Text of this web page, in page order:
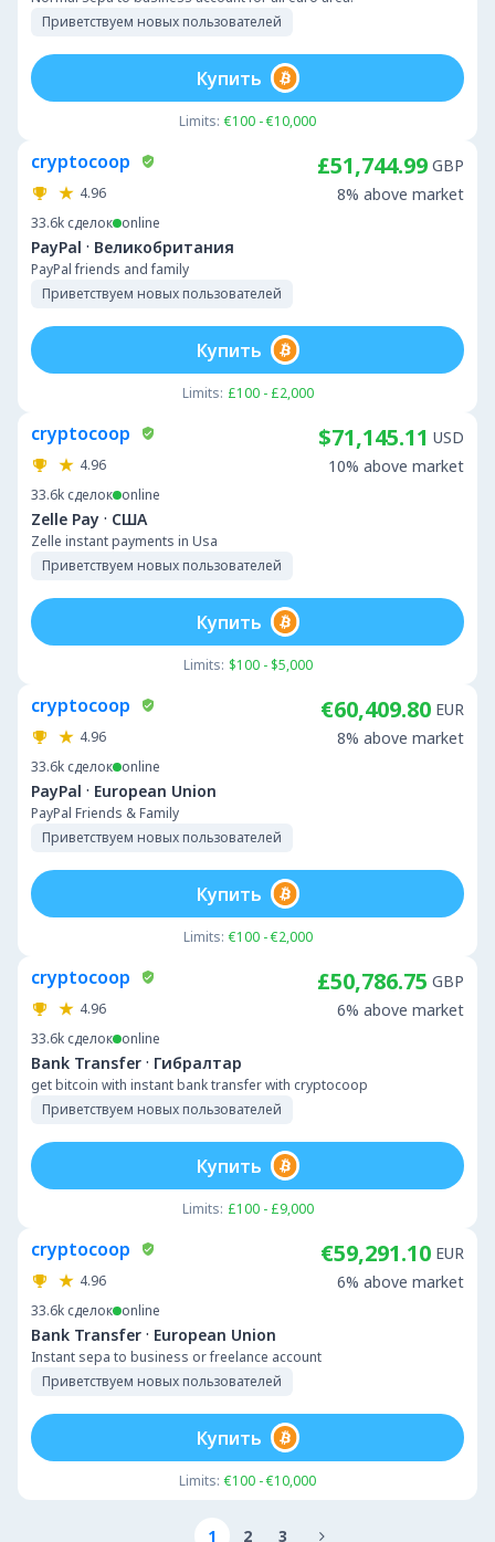
Приветствуем новых пользователей
Limits: €100 - €10,000
Купить
cryptocoop
4.96
33.6k сделок online
PayPal · Великобритания
PayPal friends and family
Приветствуем новых пользователей
£51,744.99 GBP
8% above market
Limits: £100 - £2,000
Купить
cryptocoop
4.96
33.6k сделок online
Zelle Pay · США
Zelle instant payments in Usa
Приветствуем новых пользователей
$71,145.11 USD
10% above market
Limits: $100 - $5,000
Купить
cryptocoop
4.96
33.6k сделок online
PayPal · European Union
PayPal Friends & Family
Приветствуем новых пользователей
€60,409.80 EUR
8% above market
Limits: €100 - €2,000
Купить
cryptocoop
4.96
33.6k сделок online
Bank Transfer · Гибралтар
get bitcoin with instant bank transfer with cryptocoop
Приветствуем новых пользователей
£50,786.75 GBP
6% above market
Limits: £100 - £9,000
Купить
cryptocoop
4.96
33.6k сделок online
Bank Transfer · European Union
Instant sepa to business or freelance account
Приветствуем новых пользователей
€59,291.10 EUR
6% above market
Limits: €100 - €10,000
Купить
1 2 3 